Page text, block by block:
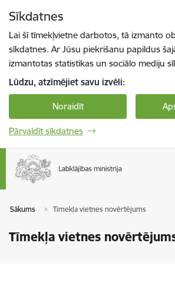
Sīkdatnes
Lai šī tīmekļvietne darbotos, tā izmanto
sīkdatnes. Ar Jūsu piekrišanu papildus
izmantotas statistikas un sociālo mediju
Lūdzu, atzīmējiet savu izvēli:
Noraidīt
Pārvaldīt sīkdatnes
Sākums Tīmekļa vietnes novērtējums
Tīmekļa vietnes